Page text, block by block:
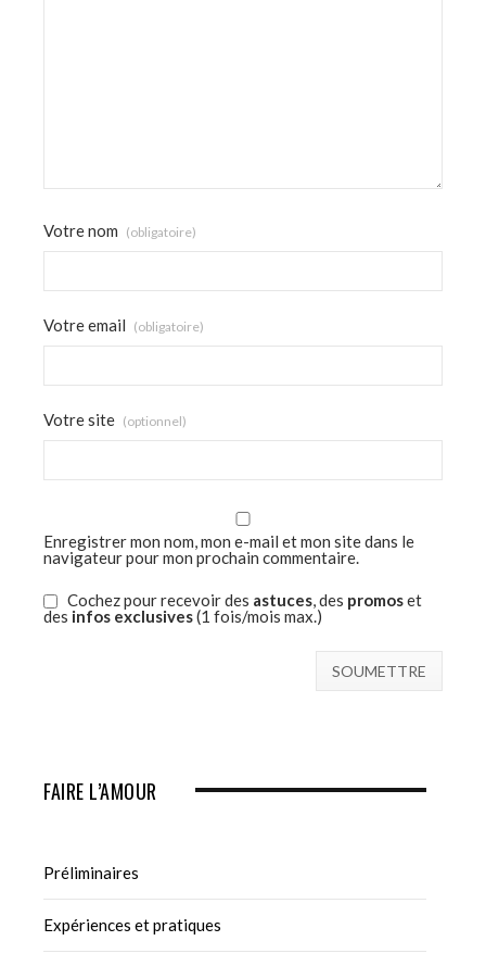
Votre nom (obligatoire)
Votre email (obligatoire)
Votre site (optionnel)
Enregistrer mon nom, mon e-mail et mon site dans le
navigateur pour mon prochain commentaire.
Cochez pour recevoir des astuces, des promoset
des infos exclusives(1 fois/mois max.)
FAIRE L’AMOUR
Préliminaires
Expériences et pratiques